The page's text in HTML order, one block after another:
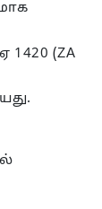
(ZA